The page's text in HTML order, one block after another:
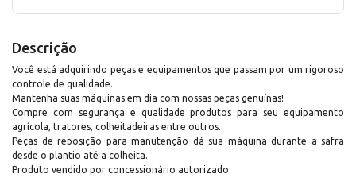
Descrição
Você está adquirindo peças e equipamentos que passam por um rigoroso
controle de qualidade.
Mantenha suas máquinas em dia com nossas peças genuínas!
Compre com segurança e qualidade produtos para seu equipamento
agrícola, tratores, colheitadeiras entre outros.
Peças de reposição para manutenção dá sua máquina durante a safra
desde o plantio até a colheita.
Produto vendido por concessionário autorizado.